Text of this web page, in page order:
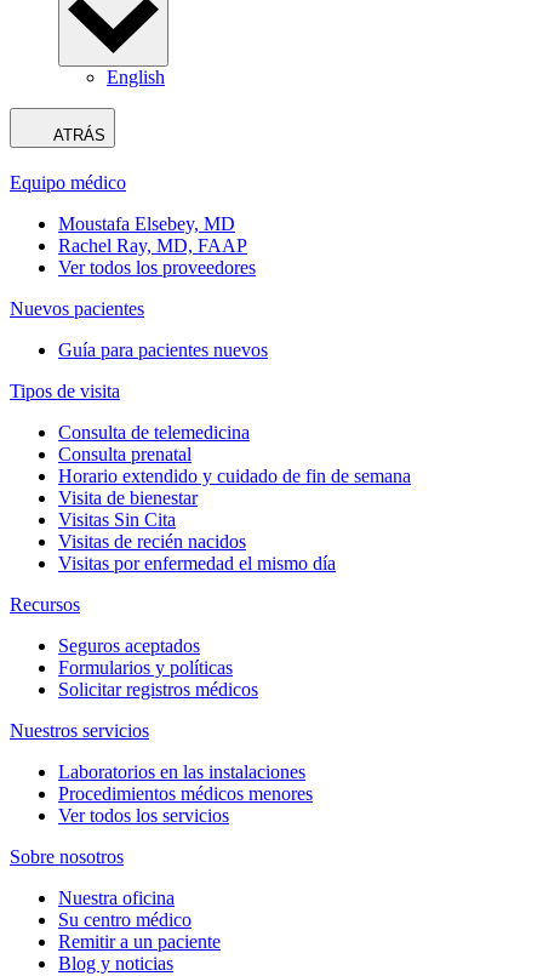
English
ATRÁS
Equipo médico
Moustafa Elsebey, MD
Rachel Ray, MD, FAAP
Ver todos los proveedores
Nuevos pacientes
Guía para pacientes nuevos
Tipos de visita
Consulta de telemedicina
Consulta prenatal
Horario extendido y cuidado de fin de semana
Visita de bienestar
Visitas Sin Cita
Visitas de recién nacidos
Visitas por enfermedad el mismo día
Recursos
Seguros aceptados
Formularios y políticas
Solicitar registros médicos
Nuestros servicios
Laboratorios en las instalaciones
Procedimientos médicos menores
Ver todos los servicios
Sobre nosotros
Nuestra oficina
Su centro médico
Remitir a un paciente
Blog y noticias